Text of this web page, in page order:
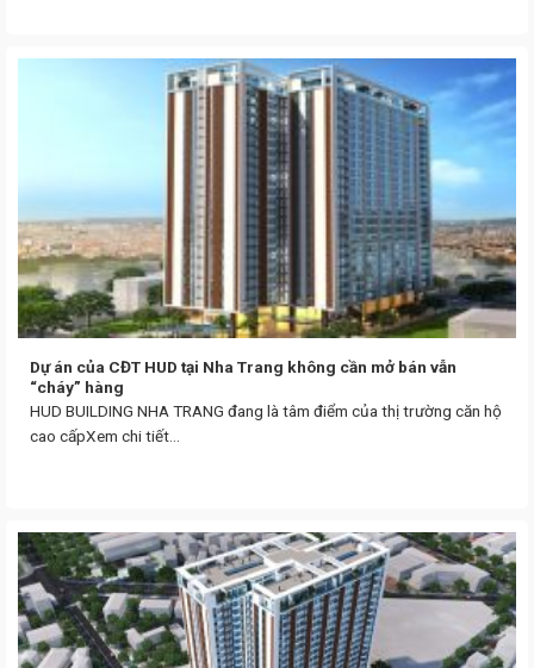
Dự án của CĐT HUD tại Nha Trang không cần mở bán vẫn
“cháy” hàng
HUD BUILDING NHA TRANG đang là tâm điểm của thị trường căn hộ
cao cấpXem chi tiết...